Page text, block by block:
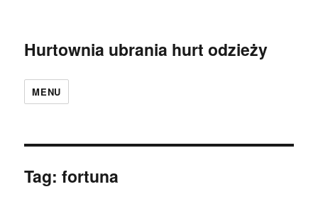
Hurtownia ubrania hurt odzieży
MENU
Tag:fortuna